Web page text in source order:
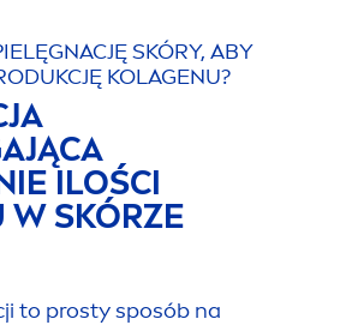
SKÓRY, ABY
KOLAGENU?
ILOŚCI
W SKÓRZE
to prosty sposób na